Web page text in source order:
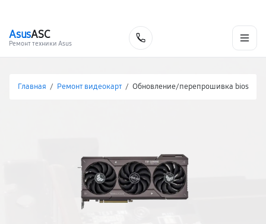
AsusASC
Ремонт техники Asus
Главная / Ремонт видеокарт / Обновление/перепрошивка bios